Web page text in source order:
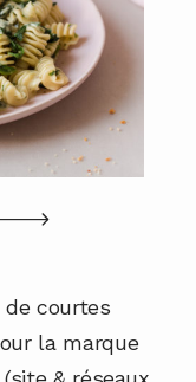
de courtes
la marque